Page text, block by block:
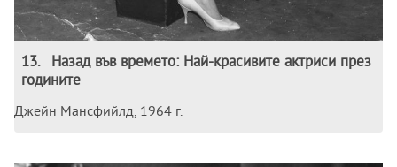
13.
Назад във времето: Най-красивите актриси през
годините
Джейн Мансфийлд, 1964 г.